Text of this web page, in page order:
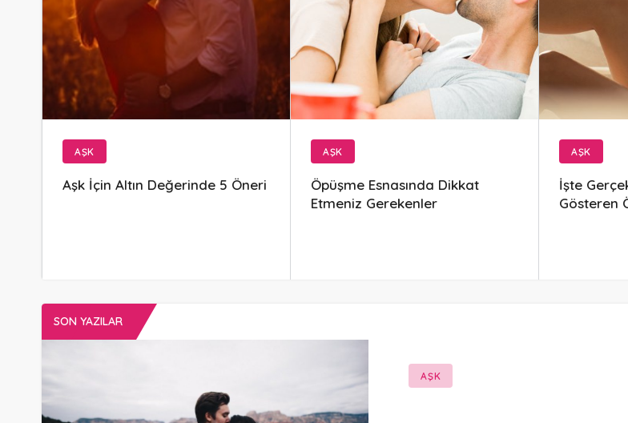
AŞK
Aşk İçin Altın Değerinde 5 Öneri
AŞK
Öpüşme Esnasında Dikkat
Etmeniz Gerekenler
AŞK
İşte
Gösteren
SON YAZILAR
AŞK